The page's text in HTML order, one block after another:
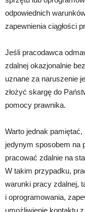
odpowiednich
zapewnienia ciągłości
Jeśli pracodawca
zdalnej okazjonalnie
uznane za naruszenie
złożyć skargę do
pomocy prawnika.
Warto jednak
jedynym sposobem na
pracować zdalnie na
W takim przypadku,
warunki pracy zdalnej,
i oprogramowania,